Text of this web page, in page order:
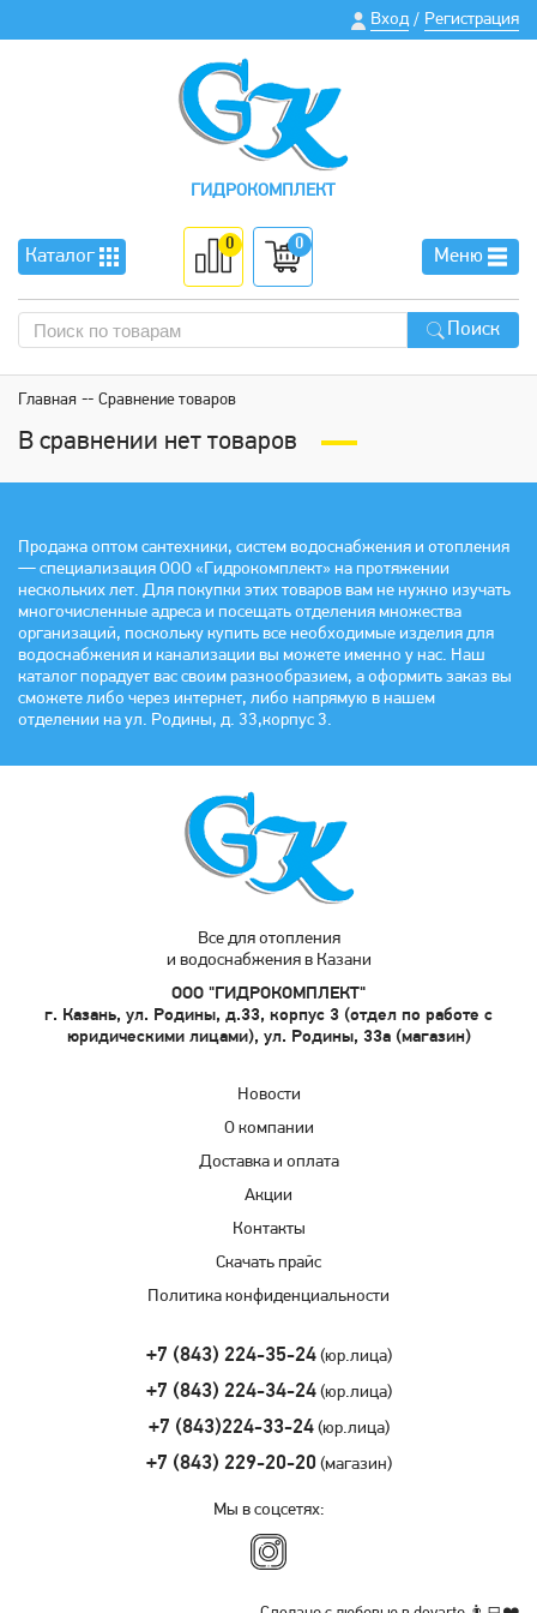
Вход / Регистрация
ГИДРОКОМПЛЕКТ
Каталог
0 0
Меню
Поиск
Главная Сравнение товаров
В сравнении нет товаров
Продажа оптом сантехники, систем водоснабжения и отопления
— специализация ООО «Гидрокомплект» на протяжении
нескольких лет. Для покупки этих товаров вам не нужно изучать
многочисленные адреса и посещать отделения множества
организаций, поскольку купить все необходимые изделия для
водоснабжения и канализации вы можете именно у нас. Наш
каталог порадует вас своим разнообразием, а оформить заказ вы
сможете либо через интернет, либо напрямую в нашем
отделении на ул. Родины, д. 33,корпус 3.
Все для отопления
и водоснабжения в Казани
ООО "ГИДРОКОМПЛЕКТ"
г. Казань, ул. Родины, д.33, корпус 3 (отдел по работе с
юридическими лицами), ул. Родины, 33а (магазин)
Новости
О компании
Доставка и оплата
Акции
Контакты
Скачать прайс
Политика конфиденциальности
+7 (843) 224-35-24(юр.лица)
+7 (843) 224-34-24(юр.лица)
+7 (843)224-33-24(юр.лица)
+7 (843) 229-20-20 (магазин)
Мы в соцсетях: